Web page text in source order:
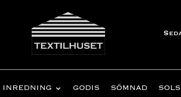
INREDNING GODIS SÖMNAD